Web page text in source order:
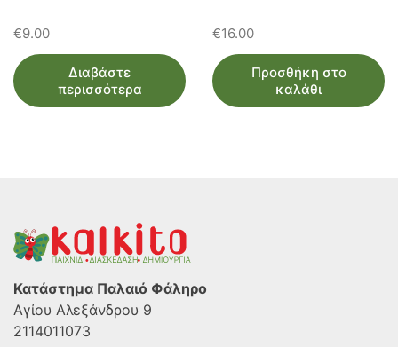
€9.00
Διαβάστε
περισσότερα
€16.00
Προσθήκη στο
καλάθι
Κατάστημα Παλαιό Φάληρο
Αγίου Αλεξάνδρου 9
2114011073